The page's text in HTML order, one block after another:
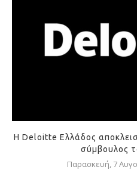
Η Deloitte Ελλάδος
σύμβουλος
Παρασκευή, 7